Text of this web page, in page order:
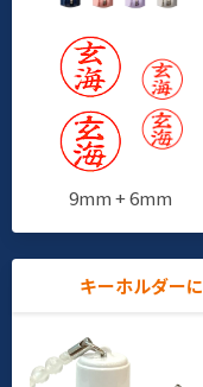
9mm + 6mm
キーホルダー